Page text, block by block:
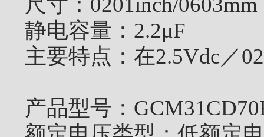
静电容量： 2.2μF
主要特点： 在2.5Vdc／
产品型号：